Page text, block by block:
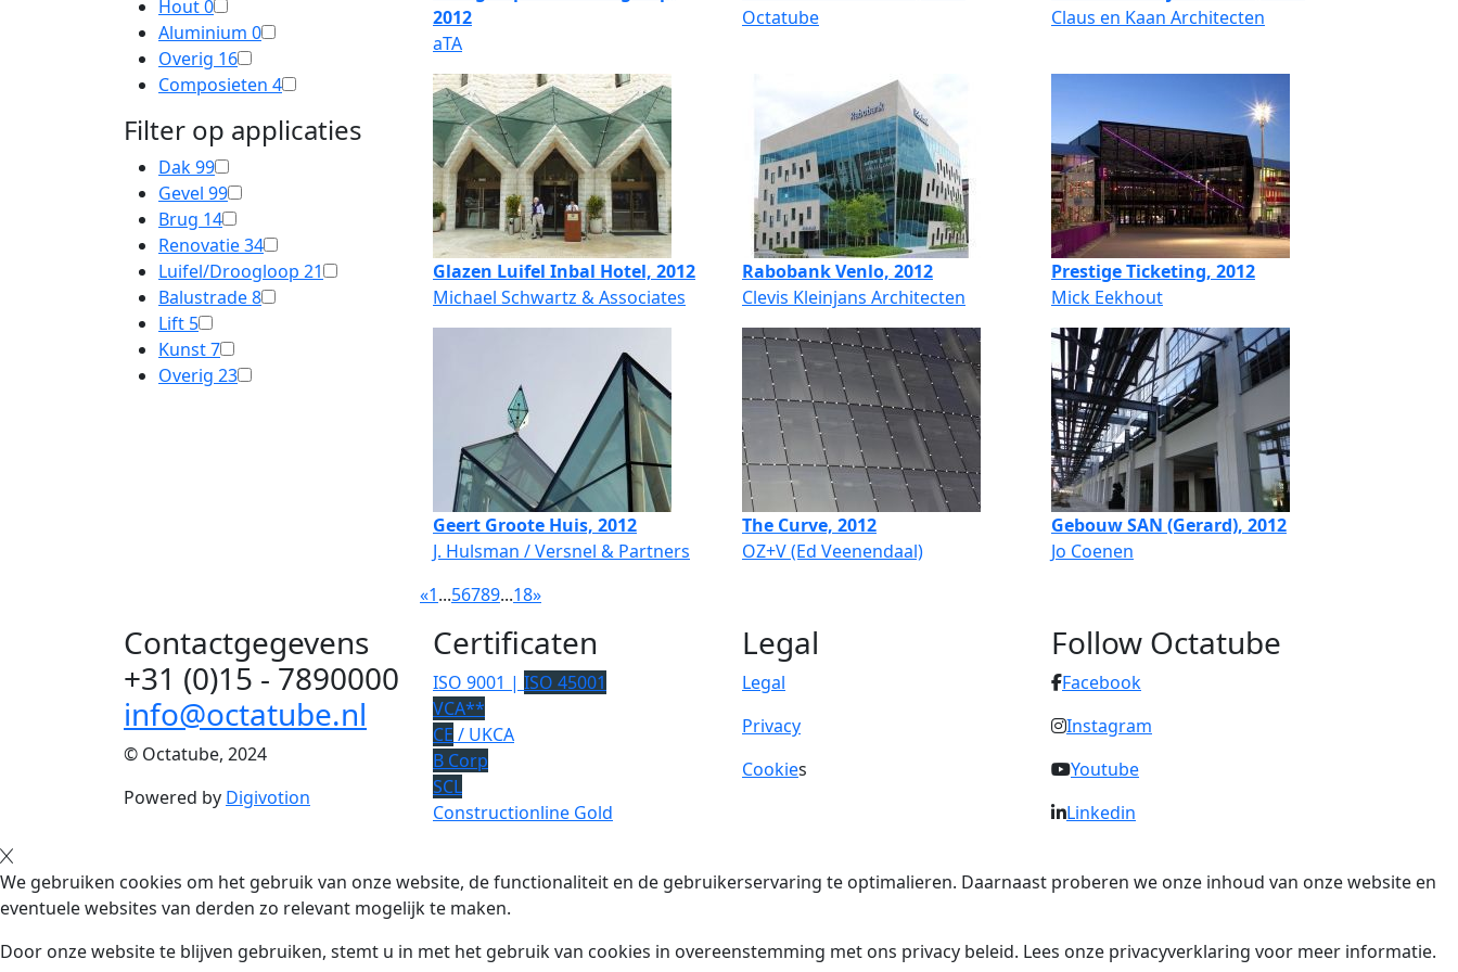
Hout0
Aluminium 0
Overig 16
Composieten 4
Filter op applicaties
Dak99
Gevel 99
Brug 14
Renovatie34
Luifel/Droogloop 21
Balustrade8
Lift 5
Kunst7
Overig 23
2012
aTA
Octatube
Claus en Kaan Architecten
Glazen Luifel Inbal Hotel, 2012
Michael Schwartz & Associates
Rabobank Venlo, 2012
Clevis Kleinjans Architecten
Prestige Ticketing, 2012
Mick Eekhout
Geert Groote Huis, 2012
J. Hulsman / Versnel & Partners
The Curve, 2012
OZ+V (Ed Veenendaal)
Gebouw SAN (Gerard), 2012
Jo Coenen
«1...56789...18»
Contactgegevens
+31 (0)15 - 7890000
info@octatube.nl
© Octatube, 2024
Powered by Digivotion
Certificaten
ISO 9001 | ISO 45001
VCA**
CE / UKCA
B Corp
SCL
Constructionline Gold
Legal
Legal
Privacy
Cookies
Follow Octatube
Facebook
Instagram
Youtube
Linkedin
We gebruiken cookies om het gebruik van onze website, de functionaliteit en de gebruikerservaring te optimalieren. Daarnaast proberen we onze inhoud van onze website en
eventuele websites van derden zo relevant mogelijk te maken.
Door onze website te blijven gebruiken, stemt u in met het gebruik van cookies in overeenstemming met ons privacy beleid. Lees onze privacyverklaring voor meer informatie.